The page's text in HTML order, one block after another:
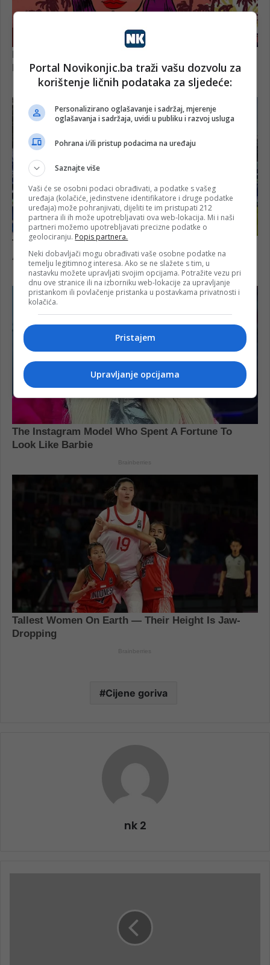
Cijene goriva
nk 2
Portal Novikonjic.ba traži vašu dozvolu za
korištenje ličnih podataka za sljedeće:
Personalizirano oglašavanje i sadržaj, mjerenje
oglašavanja i sadržaja, uvidi u publiku i razvoj usluga
Pohrana i/ili pristup podacima na uređaju
Saznajte više
Vaši će se osobni podaci obrađivati, a podatke s vašeg
uređaja (kolačiće, jedinstvene identifikatore i druge podatke
uređaja) može pohranjivati, dijeliti te im pristupati 212
partnera ili ih može upotrebljavati ova web-lokacija. Mi i naši
partneri možemo upotrebljavati precizne podatke o
geolociranju. Popis partnera.
Neki dobavljači mogu obrađivati vaše osobne podatke na
temelju legitimnog interesa. Ako se ne slažete s tim, u
nastavku možete upravljati svojim opcijama. Potražite vezu pri
dnu ove stranice ili na izborniku web-lokacije za upravljanje
pristankom ili povlačenje pristanka u postavkama privatnosti i
kolačića.
Pristajem
Upravljanje opcijama